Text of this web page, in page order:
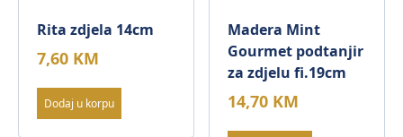
Rita zdjela 14cm
7,60 KM
Dodaj u korpu
Madera Mint
Gourmet podtanjir
za zdjelu fi.19cm
14,70 KM